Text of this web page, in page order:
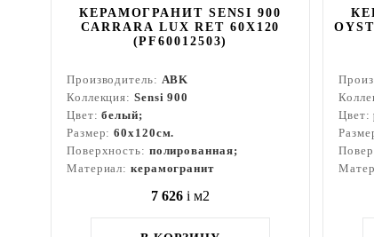
КЕРАМОГРАНИТ SENSI 900
CARRARA LUX RET 60X120
(PF60012503)
Производитель: ABK
Коллекция: Sensi 900
Цвет:белый;
Размер:60x120см.
Поверхность: полированная;
Материал: керамогранит
7 626 i м2
Цвет: